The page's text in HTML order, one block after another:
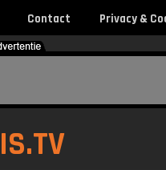
Contact Privacy &